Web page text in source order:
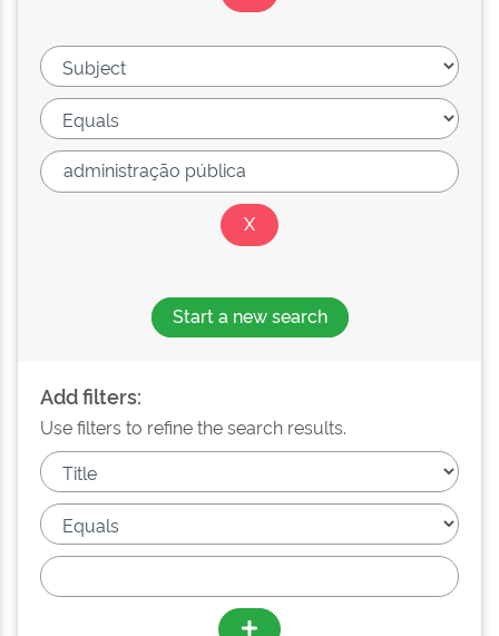
Start a new search
Add filters:
Use filters to refine the search results.